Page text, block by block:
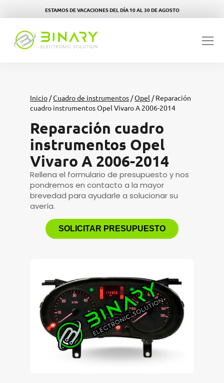
ESTAMOS DE VACACIONES DEL DÍA 10 AL 30 DE AGOSTO
Inicio /Cuadro de instrumentos /Opel / Reparación
cuadro instrumentos Opel Vivaro A 2006-2014
Reparación cuadro
instrumentos Opel
Vivaro A 2006-2014
Rellena el formulario de presupuesto y nos
pondremos en contacto a la mayor
brevedad para ayudarle a solucionar su
avería.
SOLICITAR PRESUPUESTO